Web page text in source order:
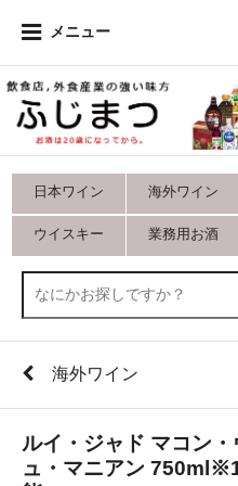
メニュー
日本ワイン 海外ワイン
ウイスキー 業務用お酒
海外ワイン
ルイ・ジャド マコン
ュ・マニアン